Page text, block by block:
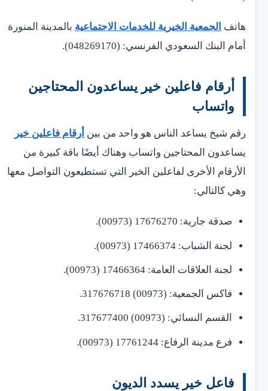
هاتف الجمعية الخيرية للخدمات الاجتماعية بالمدينة المنورة
أمام البنك السعودي الفرنسي: (048269170).
أرقام فاعلين خير يساعدون المحتاجين
واتساب
رقم شيخ يساعد الناس هو واحد من بين أرقام فاعلين خير
يساعدون المحتاجين واتساب وهناك أيضًا باقة كبيرة من
الأرقام الأخرى لفاعلين الخير التي تستطيعون التواصل معها
وهي كالتالي:
صدقة جارية: 17676270 (00973).
لجنة الشباب: 17466374 (00973).
لجنة العلاقات العامة: 17466364 (00973).
فاكس الجمعية: (00973) 317676718.
القسم النسائي: (00973) 317677400.
فرع مدينة الرفاع: 17761244 (00973).
فاعل خير يسدد الديون